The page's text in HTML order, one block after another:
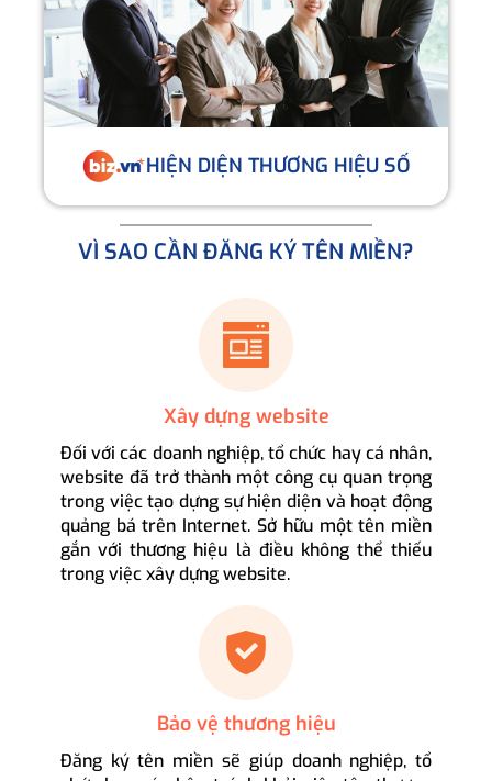
HIỆN DIỆN THƯƠNG HIỆU SỐ
VÌ SAO CẦN ĐĂNG KÝ TÊN MIỀN?
Xây dựng website
Đối với các doanh nghiệp, tổ chức hay cá nhân,
website đã trở thành một công cụ quan trọng
trong việc tạo dựng sự hiện diện và hoạt động
quảng bá trên Internet. Sở hữu một tên miền
gắn với thương hiệu là điều không thể thiếu
trong việc xây dựng website.
Bảo vệ thương hiệu
Đăng ký tên miền sẽ giúp doanh nghiệp, tổ